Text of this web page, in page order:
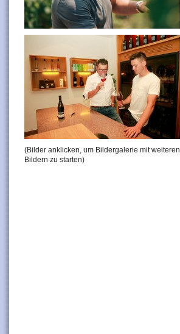
(Bilder anklicken, um Bildergalerie mit weiteren
Bildern zu starten)